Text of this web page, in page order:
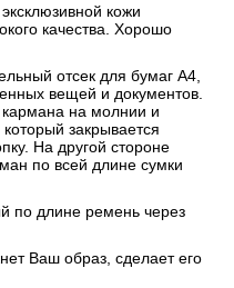
кожи
качества. Хорошо
отсек для бумаг А4,
вещей и документов.
на молнии и
закрывается
На другой стороне
по всей длине сумки
по длине ремень через
Ваш образ, сделает его